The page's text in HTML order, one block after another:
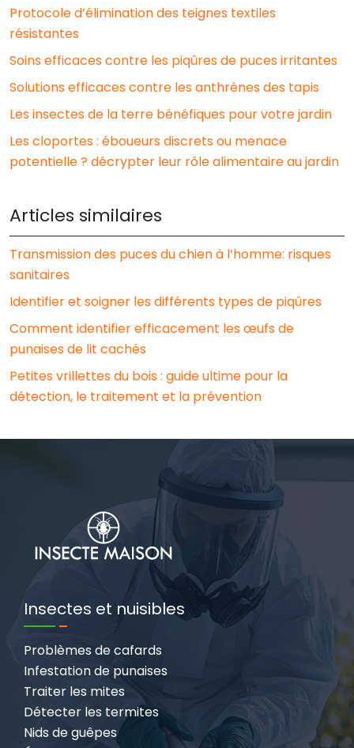
Protocole d’élimination des teignes textiles
résistantes
Soins efficaces contre les piqûres de puces irritantes
Solutions efficaces contre les anthrènes des tapis
Les insectes de la terre bénéfiques pour votre jardin
Les cloportes : éboueurs discrets ou menace
potentielle ? décrypter leur rôle alimentaire au jardin
Articles similaires
Transmission des puces du chien à l’homme: risques
sanitaires
Identifier et soigner les différents types de piqûres
Comment identifier efficacement les œufs de
punaises de lit cachés
Petites vrillettes du bois : guide ultime pour la
détection, le traitement et la prévention
Insectes et nuisibles
Problèmes de cafards
Infestation de punaises
Traiter les mites
Détecter les termites
Nids de guêpes